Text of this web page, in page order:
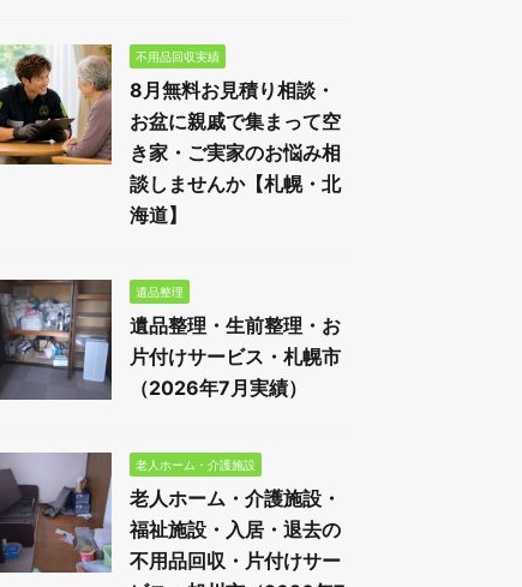
不用品回収実績
8月無料お見積り相談・
お盆に親戚で集まって空
き家・ご実家のお悩み相
談しませんか【札幌・北
海道】
遺品整理
遺品整理・生前整理・お
片付けサービス・札幌市
（2026年7月実績）
老人ホーム・介護施設
老人ホーム・介護施設・
福祉施設・入居・退去の
不用品回収・片付けサー